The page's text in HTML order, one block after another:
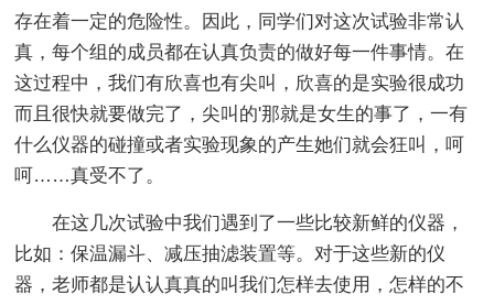
存在着一定的危险性。因此，同学们对这次试验非常认
真，每个组的成员都在认真负责的做好每一件事情。在
这过程中，我们有欣喜也有尖叫，欣喜的是实验很成功
而且很快就要做完了，尖叫的'那就是女生的事了，一有
什么仪器的碰撞或者实验现象的产生她们就会狂叫，呵
呵……真受不了。
在这几次试验中我们遇到了一些比较新鲜的仪器，
比如：保温漏斗、减压抽滤装置等。对于这些新的仪
器，老师都是认认真真的叫我们怎样去使用，怎样的不